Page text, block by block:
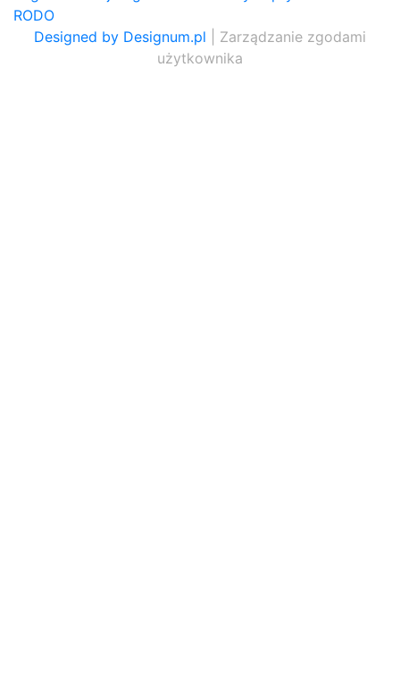
RODO
Designed by Designum.pl
| Zarządzanie zgodami
użytkownika